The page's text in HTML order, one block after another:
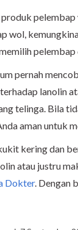
pelembap
wol,
pelembap
pernah
lanolin
telinga. Bila
aman untuk
kering dan
atau justru
Dokter. Dengan